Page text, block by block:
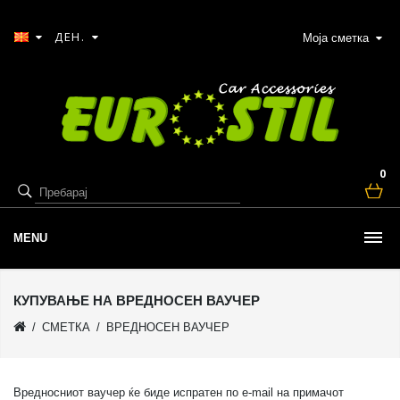
Моја сметка
0
ДЕН.
MENU
КУПУВАЊЕ НА ВРЕДНОСЕН ВАУЧЕР
СМЕТКА ВРЕДНОСЕН ВАУЧЕР
Вредносниот ваучер ќе биде испратен по e-mail на примачот